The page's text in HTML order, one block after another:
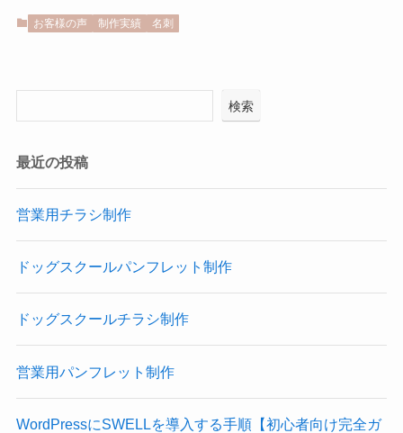
お客様の声 制作実績 名刺
検索
最近の投稿
営業用チラシ制作
ドッグスクールパンフレット制作
ドッグスクールチラシ制作
営業用パンフレット制作
WordPressにSWELLを導入する手順【初心者向け完全ガ